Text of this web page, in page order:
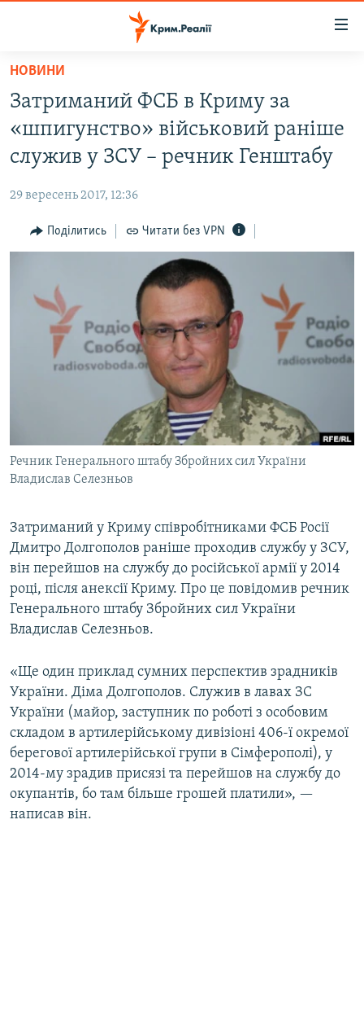
Перейти
основного
матеріалу
до
основної
навігації
Перейти
до
ВОДА.КРИМ
ВІДЕО ТА ФОТО
БЛОГИ
ПОГЛЯД
ВСЕ ЗА ДЕНЬ
СПЕЦПРОЕКТИ
ДЕПОРТАЦІЯ
СВІДЧЕННЯ ОКУПАЦІЇ
УКРАЇНСЬКА ПРОБЛЕМА КРИМУ
ІНФОГРАФІКА
ЯК ОБІЙТИ БЛОКУВАННЯ
ДОЛУЧАЙСЯ!
Усі сайти RFE/RL
НОВИНИ
Затриманий ФСБ в Криму за
«шпигунство» військовий раніше
служив у ЗСУ – речник Генштабу
29 вересень 2017, 12:36
Поділитись Читати без VPN
Речник Генерального штабу Збройних сил України
Владислав Селезньов
Затриманий у Криму співробітниками ФСБ Росії
Дмитро Долгополов раніше проходив службу у ЗСУ,
він перейшов на службу до російської армії у 2014
році, після анексії Криму. Про це повідомив речник
Генерального штабу Збройних сил України
Владислав Селезньов.
«Ще один приклад сумних перспектив зрадників
України. Діма Долгополов. Служив в лавах ЗС
України (майор, заступник по роботі з особовим
складом в артилерійському дивізіоні 406-ї окремої
берегової артилерійської групи в Сімферополі), у
2014-му зрадив присязі та перейшов на службу до
окупантів, бо там більше грошей платили», —
написав він.